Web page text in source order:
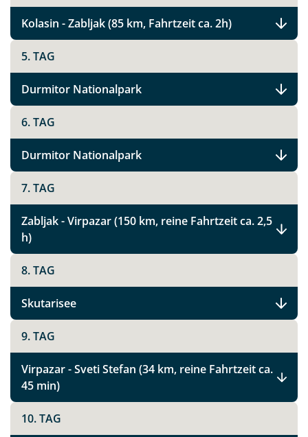
Montenegro Highlights
Kolasin - Zabljak (85 km, Fahrtzeit ca. 2h)
5. TAG
Durmitor Nationalpark
6. TAG
Durmitor Nationalpark
7. TAG
Zabljak - Virpazar (150 km, reine Fahrtzeit ca. 2,5
h)
8. TAG
Skutarisee
9. TAG
Virpazar - Sveti Stefan (34 km, reine Fahrtzeit ca.
45 min)
10. TAG